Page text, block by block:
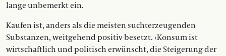
lange unbemerkt ein.
Kaufen ist, anders als die meisten suchterzeugenden
Substanzen, weitgehend positiv besetzt. › Konsum ist
wirtschaftlich und politisch erwünscht, die Steigerung der